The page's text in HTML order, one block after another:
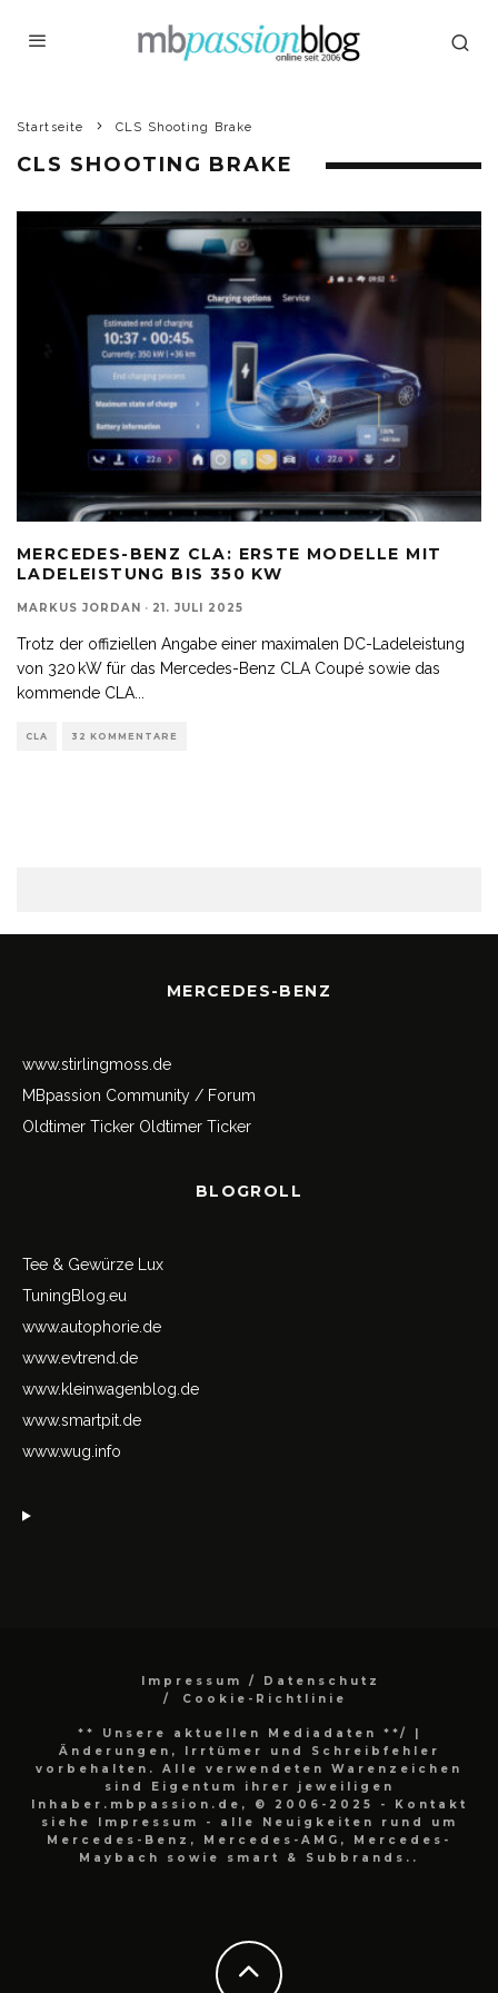
Startseite CLS Shooting Brake
CLS SHOOTING BRAKE
MERCEDES-BENZ CLA: ERSTE MODELLE MIT
LADELEISTUNG BIS 350 KW
MARKUS JORDAN · 21. JULI 2025
Trotz der offiziellen Angabe einer maximalen DC-Ladeleistung
von 320 kW für das Mercedes-Benz CLA Coupé sowie das
kommende CLA
CLA 32 KOMMENTARE
MERCEDES-BENZ
www.stirlingmoss.de
MBpassion Community / Forum
Oldtimer Ticker Oldtimer Ticker
BLOGROLL
Tee & Gewürze Lux
TuningBlog.eu
www.autophorie.de
www.evtrend.de
www.kleinwagenblog.de
www.smartpit.de
www.wug.info
Impressum / Datenschutz
Cookie-Richtlinie
** Unsere aktuellen Mediadaten **/
|
Änderungen, Irrtümer und Schreibfehler
vorbehalten. Alle verwendeten Warenzeichen
sind Eigentum ihrer jeweiligen
Inhaber.mbpassion.de, © 2006-2025 - Kontakt
siehe Impressum - alle Neuigkeiten rund um
Mercedes-Benz, Mercedes-AMG, Mercedes-
Maybach sowie smart & Subbrands..